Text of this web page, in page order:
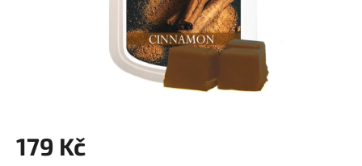
179 Kč